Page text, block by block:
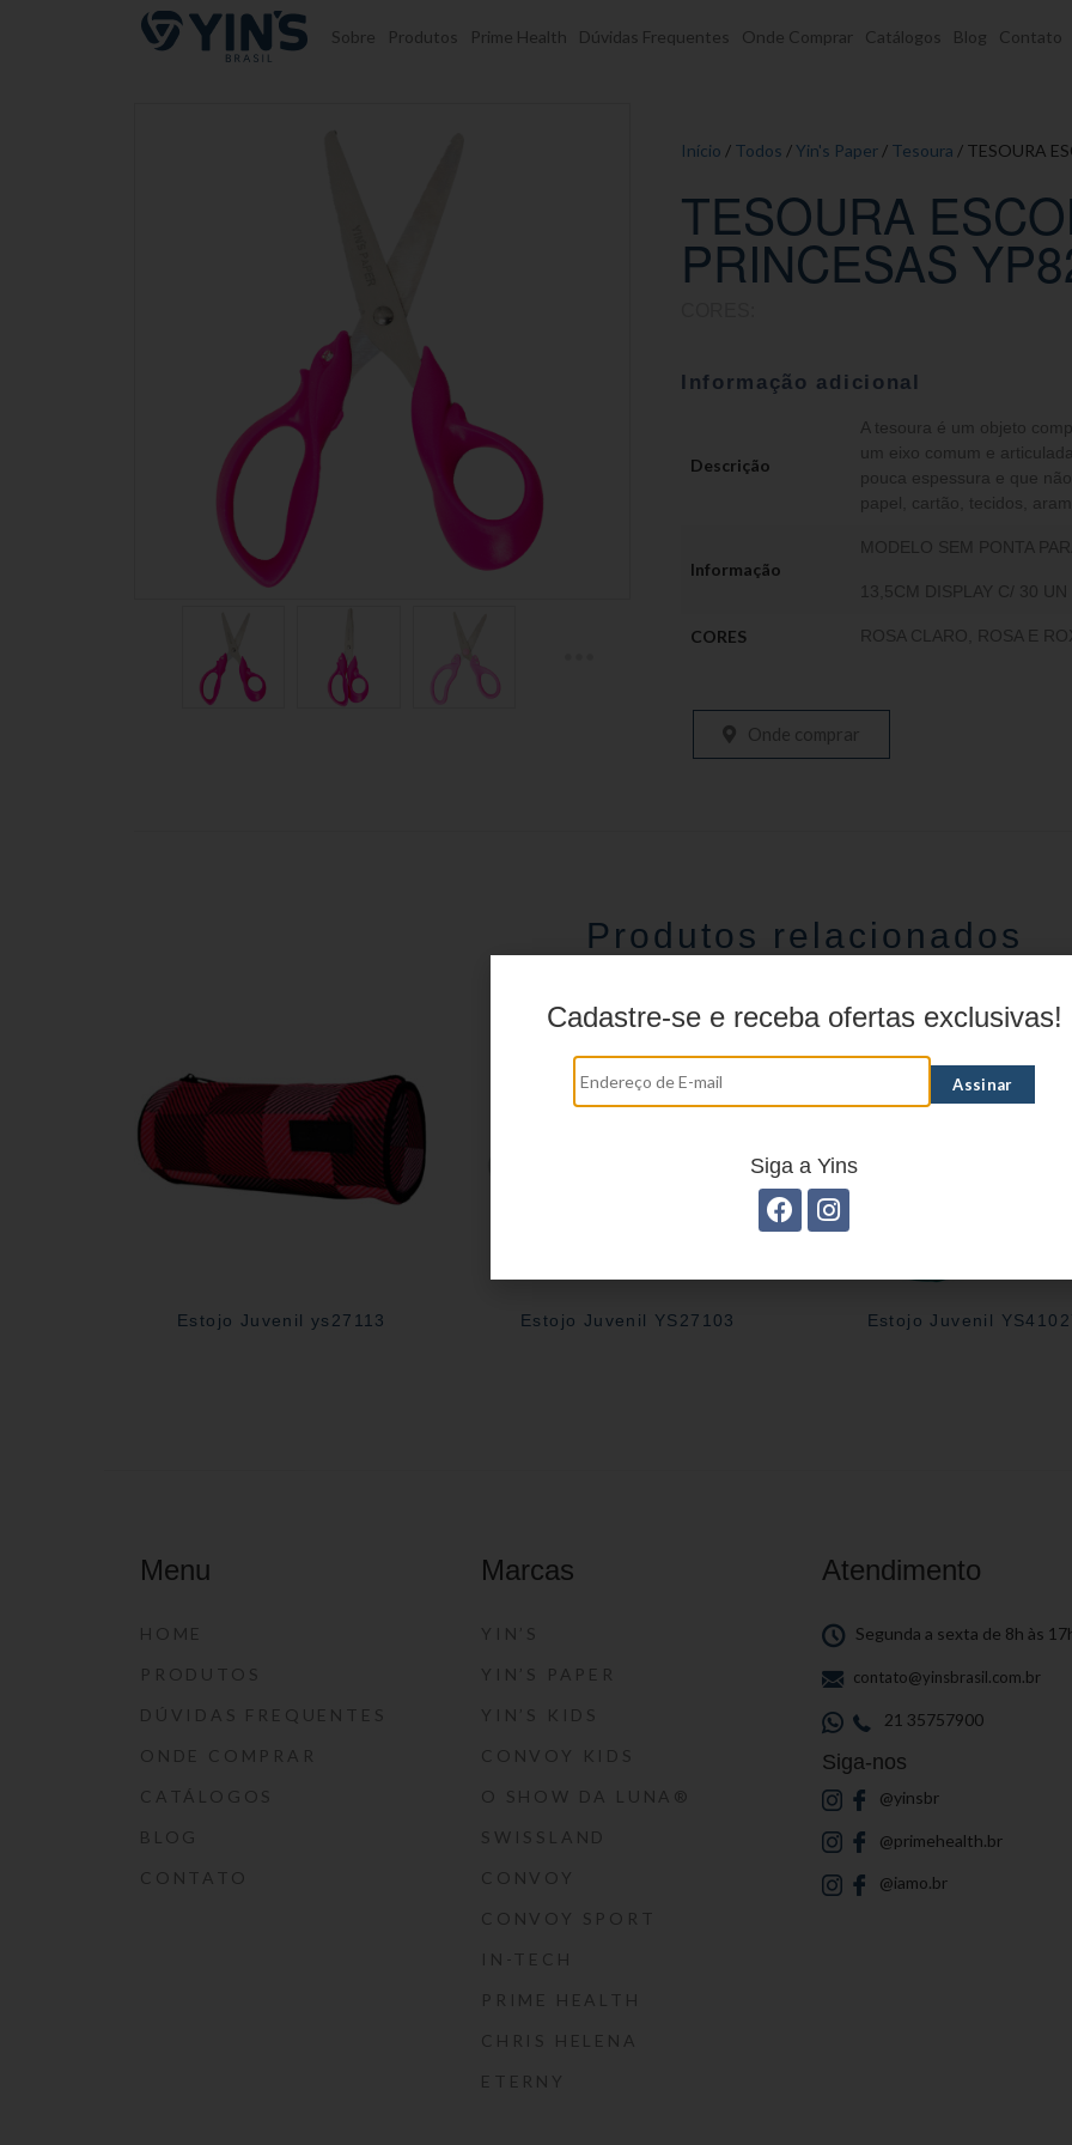
Pular para o conteúdo Sobre Produtos Prime Health Dúvidas Frequentes Onde Comprar Catálogos Blog Contato
Início / Todos /Yin's Paper / Tesoura / TESOURA
TESOURA
PRINCESAS
Informação adicional
Descrição
A tesoura é um objeto
um eixo comum e
pouca espessura e que
papel, cartão, tecidos,
Informação
MODELO SEM PONTA
13,5CM DISPLAY C/ 30 UN
CORES ROSA CLARO, ROSA E
Onde comprar
Produtos relacionados
Estojo Juvenil ys27113 Estojo Juvenil YS27103 Estojo Juvenil
Menu
HOME
PRODUTOS
DÚVIDAS FREQUENTES
ONDE COMPRAR
CATÁLOGOS
BLOG
CONTATO
Marcas
YIN’S
YIN’S PAPER
YIN’S KIDS
CONVOY KIDS
O SHOW DA LUNA®
SWISSLAND
CONVOY
CONVOY SPORT
IN-TECH
PRIME HEALTH
CHRIS HELENA
ETERNY
Atendimento
Segunda a sexta de 8h às
contato@yinsbrasil.com.br
21 35757900
Siga-nos
@yinsbr
@primehealth.br
@iamo.br
Cadastre-se e receba ofertas exclusivas!
Siga a Yins